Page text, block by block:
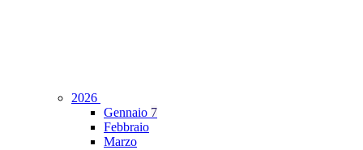
2026
Gennaio 7
Febbraio
Marzo